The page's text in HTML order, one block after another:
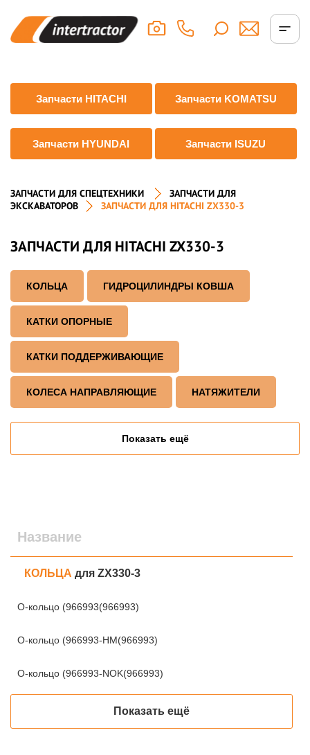
Запчасти HITACHI Запчасти KOMATSU
Запчасти HYUNDAI Запчасти ISUZU
ЗАПЧАСТИ ДЛЯ СПЕЦТЕХНИКИ
ЗАПЧАСТИ ДЛЯ
ЭКСКАВАТОРОВ
ЗАПЧАСТИ ДЛЯ HITACHI ZX330-3
ЗАПЧАСТИ ДЛЯ HITACHI ZX330-3
КОЛЬЦА ГИДРОЦИЛИНДРЫ КОВША
КАТКИ ОПОРНЫЕ
КАТКИ ПОДДЕРЖИВАЮЩИЕ
КОЛЕСА НАПРАВЛЯЮЩИЕ НАТЯЖИТЕЛИ
Показать ещё
Название
КОЛЬЦА для ZX330-3
О-кольцо (966993(966993)
О-кольцо (966993-HM(966993)
О-кольцо (966993-NOK(966993)
Показать ещё